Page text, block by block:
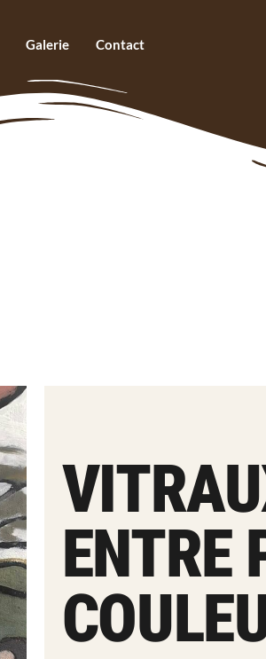
Galerie Contact
ENTRE